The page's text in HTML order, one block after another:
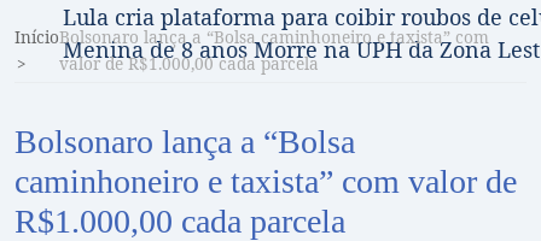
Lula cria plataforma para coibir roubos de
Menina de 8 anos Morre na UPH da Zona
InícioBolsonaro lança a “Bolsa caminhoneiro e taxista” com
valor de R$1.000,00 cada parcela
Bolsonaro lança a “Bolsa
caminhoneiro e taxista” com valor de
R$1.000,00 cada parcela